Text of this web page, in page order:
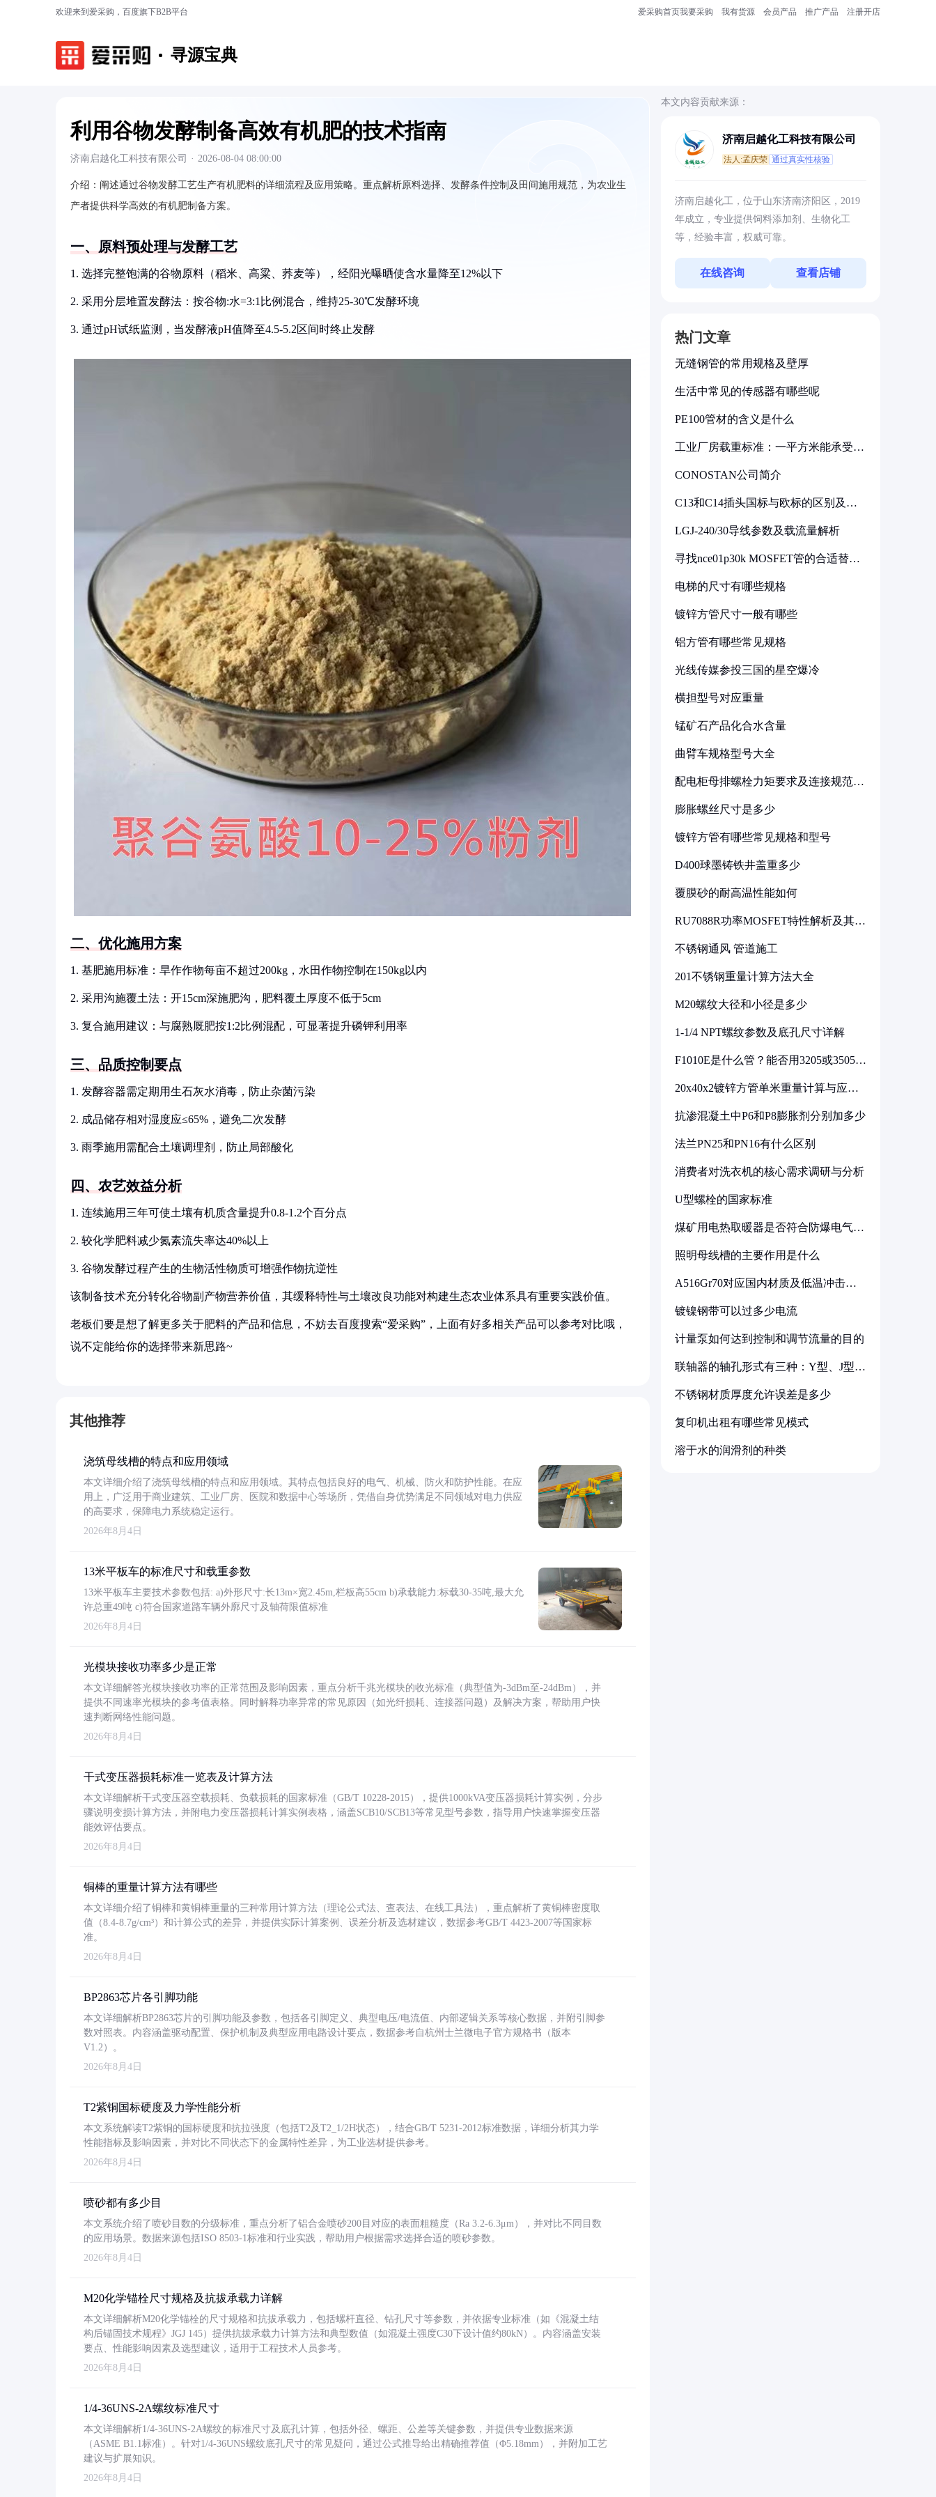
欢迎来到爱采购，百度旗下B2B平台 爱采购首页我要采购 我有货源 会员产品 推广产品 注册开店
寻源宝典
利用谷物发酵制备高效有机肥的技术指南
济南启越化工科技有限公司 · 2026-08-04 08:00:00
介绍： 阐述通过谷物发酵工艺生产有机肥料的详细流程及应用策略。重点解析原料选择、发酵条件控制及田间施用规范，为农业生
产者提供科学高效的有机肥制备方案。
一、原料预处理与发酵工艺
1. 选择完整饱满的谷物原料（稻米、高粱、荞麦等），经阳光曝晒使含水量降至12%以下
2. 采用分层堆置发酵法：按谷物:水=3:1比例混合，维持25-30℃发酵环境
3. 通过pH试纸监测，当发酵液pH值降至4.5-5.2区间时终止发酵
二、优化施用方案
1. 基肥施用标准：旱作作物每亩不超过200kg，水田作物控制在150kg以内
2. 采用沟施覆土法：开15cm深施肥沟，肥料覆土厚度不低于5cm
3. 复合施用建议：与腐熟厩肥按1:2比例混配，可显著提升磷钾利用率
三、品质控制要点
1. 发酵容器需定期用生石灰水消毒，防止杂菌污染
2. 成品储存相对湿度应≤65%，避免二次发酵
3. 雨季施用需配合土壤调理剂，防止局部酸化
四、农艺效益分析
1. 连续施用三年可使土壤有机质含量提升0.8-1.2个百分点
2. 较化学肥料减少氮素流失率达40%以上
3. 谷物发酵过程产生的生物活性物质可增强作物抗逆性
该制备技术充分转化谷物副产物营养价值，其缓释特性与土壤改良功能对构建生态农业体系具有重要实践价值。
老板们要是想了解更多关于肥料的产品和信息，不妨去百度搜索“爱采购”，上面有好多相关产品可以参考对比哦，
说不定能给你的选择带来新思路~
其他推荐
浇筑母线槽的特点和应用领域
本文详细介绍了浇筑母线槽的特点和应用领域。其特点包括良好的电气、机械、防火和防护性能。在应
用上，广泛用于商业建筑、工业厂房、医院和数据中心等场所，凭借自身优势满足不同领域对电力供应
的高要求，保障电力系统稳定运行。
2026年8月4日
13米平板车的标准尺寸和载重参数
13米平板车主要技术参数包括: a)外形尺寸:长13m×宽2.45m,栏板高55cm b)承载能力:标载30-35吨,最大允
许总重49吨 c)符合国家道路车辆外廓尺寸及轴荷限值标准
2026年8月4日
光模块接收功率多少是正常
本文详细解答光模块接收功率的正常范围及影响因素，重点分析千兆光模块的收光标准（典型值为-3dBm至-24dBm），并
提供不同速率光模块的参考值表格。同时解释功率异常的常见原因（如光纤损耗、连接器问题）及解决方案，帮助用户快
速判断网络性能问题。
2026年8月4日
干式变压器损耗标准一览表及计算方法
本文详细解析干式变压器空载损耗、负载损耗的国家标准（GB/T 10228-2015），提供1000kVA变压器损耗计算实例，分步
骤说明变损计算方法，并附电力变压器损耗计算实例表格，涵盖SCB10/SCB13等常见型号参数，指导用户快速掌握变压器
能效评估要点。
2026年8月4日
铜棒的重量计算方法有哪些
本文详细介绍了铜棒和黄铜棒重量的三种常用计算方法（理论公式法、查表法、在线工具法），重点解析了黄铜棒密度取
值（8.4-8.7g/cm³）和计算公式的差异，并提供实际计算案例、误差分析及选材建议，数据参考GB/T 4423-2007等国家标
准。
2026年8月4日
BP2863芯片各引脚功能
本文详细解析BP2863芯片的引脚功能及参数，包括各引脚定义、典型电压/电流值、内部逻辑关系等核心数据，并附引脚参
数对照表。内容涵盖驱动配置、保护机制及典型应用电路设计要点，数据参考自杭州士兰微电子官方规格书（版本
V1.2）。
2026年8月4日
T2紫铜国标硬度及力学性能分析
本文系统解读T2紫铜的国标硬度和抗拉强度（包括T2及T2_1/2H状态），结合GB/T 5231-2012标准数据，详细分析其力学
性能指标及影响因素，并对比不同状态下的金属特性差异，为工业选材提供参考。
2026年8月4日
喷砂都有多少目
本文系统介绍了喷砂目数的分级标准，重点分析了铝合金喷砂200目对应的表面粗糙度（Ra 3.2-6.3μm），并对比不同目数
的应用场景。数据来源包括ISO 8503-1标准和行业实践，帮助用户根据需求选择合适的喷砂参数。
2026年8月4日
M20化学锚栓尺寸规格及抗拔承载力详解
本文详细解析M20化学锚栓的尺寸规格和抗拔承载力，包括螺杆直径、钻孔尺寸等参数，并依据专业标准（如《混凝土结
构后锚固技术规程》JGJ 145）提供抗拔承载力计算方法和典型数值（如混凝土强度C30下设计值约80kN）。内容涵盖安装
要点、性能影响因素及选型建议，适用于工程技术人员参考。
2026年8月4日
1/4-36UNS-2A螺纹标准尺寸
本文详细解析1/4-36UNS-2A螺纹的标准尺寸及底孔计算，包括外径、螺距、公差等关键参数，并提供专业数据来源
（ASME B1.1标准）。针对1/4-36UNS螺纹底孔尺寸的常见疑问，通过公式推导给出精确推荐值（Φ5.18mm），并附加工艺
建议与扩展知识。
2026年8月4日
本文内容贡献来源：
济南启越化工科技有限公司
法人:孟庆荣 通过真实性核验
济南启越化工，位于山东济南济阳区，2019
年成立，专业提供饲料添加剂、生物化工
等，经验丰富，权威可靠。
在线咨询 查看店铺
热门文章
无缝钢管的常用规格及壁厚
生活中常见的传感器有哪些呢
PE100管材的含义是什么
工业厂房载重标准：一平方米能承受多
CONOSTAN公司简介
C13和C14插头国标与欧标的区别及其
LGJ-240/30导线参数及载流量解析
寻找nce01p30k MOSFET管的合适替代
电梯的尺寸有哪些规格
镀锌方管尺寸一般有哪些
铝方管有哪些常见规格
光线传媒参投三国的星空爆冷
横担型号对应重量
锰矿石产品化合水含量
曲臂车规格型号大全
配电柜母排螺栓力矩要求及连接规范详
膨胀螺丝尺寸是多少
镀锌方管有哪些常见规格和型号
D400球墨铸铁井盖重多少
覆膜砂的耐高温性能如何
RU7088R功率MOSFET特性解析及其在
不锈钢通风 管道施工
201不锈钢重量计算方法大全
M20螺纹大径和小径是多少
1-1/4 NPT螺纹参数及底孔尺寸详解
F1010E是什么管？能否用3205或3505代
20x40x2镀锌方管单米重量计算与应用
抗渗混凝土中P6和P8膨胀剂分别加多少
法兰PN25和PN16有什么区别
消费者对洗衣机的核心需求调研与分析
U型螺栓的国家标准
煤矿用电热取暖器是否符合防爆电气设
照明母线槽的主要作用是什么
A516Gr70对应国内材质及低温冲击要
镀镍钢带可以过多少电流
计量泵如何达到控制和调节流量的目的
联轴器的轴孔形式有三种：Y型、J型、
不锈钢材质厚度允许误差是多少
复印机出租有哪些常见模式
溶于水的润滑剂的种类